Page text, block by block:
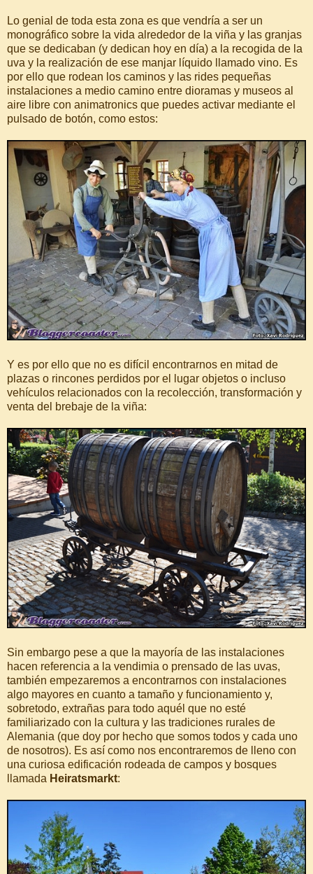
Lo genial de toda esta zona es que vendría a ser un
monográfico sobre la vida alrededor de la viña y las granjas
que se dedicaban (y dedican hoy en día) a la recogida de la
uva y la realización de ese manjar líquido llamado vino. Es
por ello que rodean los caminos y las rides pequeñas
instalaciones a medio camino entre dioramas y museos al
aire libre con animatronics que puedes activar mediante el
pulsado de botón, como estos:
Y es por ello que no es difícil encontrarnos en mitad de
plazas o rincones perdidos por el lugar objetos o incluso
vehículos relacionados con la recolección, transformación y
venta del brebaje de la viña:
Sin embargo pese a que la mayoría de las instalaciones
hacen referencia a la vendimia o prensado de las uvas,
también empezaremos a encontrarnos con instalaciones
algo mayores en cuanto a tamaño y funcionamiento y,
sobretodo, extrañas para todo aquél que no esté
familiarizado con la cultura y las tradiciones rurales de
Alemania (que doy por hecho que somos todos y cada uno
de nosotros). Es así como nos encontraremos de lleno con
una curiosa edificación rodeada de campos y bosques
llamada Heiratsmarkt: